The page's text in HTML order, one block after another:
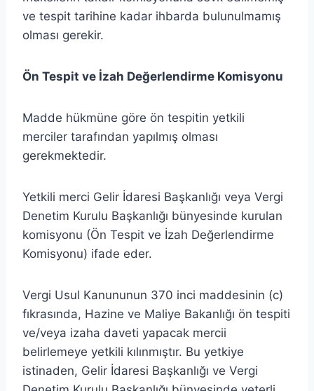
ve tespit tarihine kadar ihbarda bulunulmamış
olması gerekir.
Ön Tespit ve İzah Değerlendirme Komisyonu
Madde hükmüne göre ön tespitin yetkili
merciler tarafından yapılmış olması
gerekmektedir.
Yetkili merci Gelir İdaresi Başkanlığı veya Vergi
Denetim Kurulu Başkanlığı bünyesinde kurulan
komisyonu (Ön Tespit ve İzah Değerlendirme
Komisyonu) ifade eder.
Vergi Usul Kanununun 370 inci maddesinin (c)
fıkrasında, Hazine ve Maliye Bakanlığı ön tespiti
ve/veya izaha daveti yapacak mercii
belirlemeye yetkili kılınmıştır. Bu yetkiye
istinaden, Gelir İdaresi Başkanlığı ve Vergi